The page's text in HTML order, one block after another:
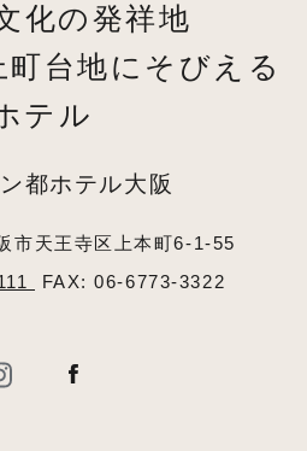
化の発祥地
台地にそびえる
テル
都ホテル大阪
市天王寺区上本町6-1-55
FAX: 06-6773-3322